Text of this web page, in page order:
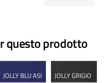
questo prodotto
JOLLY BLU ASI JOLLY GRIGIO